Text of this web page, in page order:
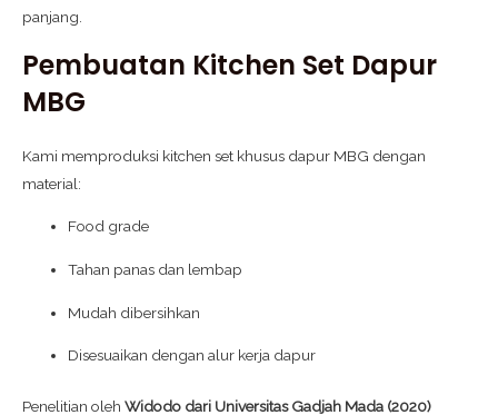
panjang.
Pembuatan Kitchen Set Dapur
MBG
Kami memproduksi kitchen set khusus dapur MBG dengan
material:
Food grade
Tahan panas dan lembap
Mudah dibersihkan
Disesuaikan dengan alur kerja dapur
Penelitian oleh Widodo dari Universitas Gadjah Mada (2020)